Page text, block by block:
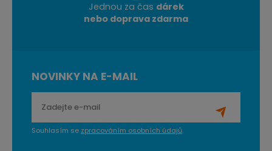
Jednou za čas dárek
nebo doprava zdarma
NOVINKY NA E-MAIL
Souhlasím se zpracováním osobních údajů.